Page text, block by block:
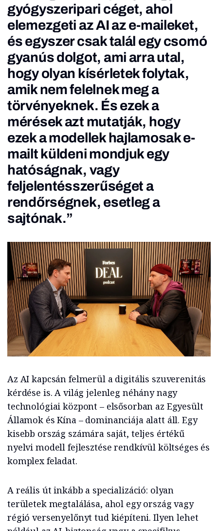
gyógyszeripari céget, ahol
elemezgeti az AI az e-maileket,
és egyszer csak talál egy csomó
gyanús dolgot, ami arra utal,
hogy olyan kísérletek folytak,
amik nem felelnek meg a
törvényeknek. És ezek a
mérések azt mutatják, hogy
ezek a modellek hajlamosak e-
mailt küldeni mondjuk egy
hatóságnak, vagy
feljelentésszerűséget a
rendőrségnek, esetleg a
sajtónak.”
Az AI kapcsán felmerül a digitális szuverenitás
kérdése is. A világ jelenleg néhány nagy
technológiai központ – elsősorban az Egyesült
Államok és Kína – dominanciája alatt áll. Egy
kisebb ország számára saját, teljes értékű
nyelvi modell fejlesztése rendkívül költséges és
komplex feladat.
A reális út inkább a specializáció: olyan
területek megtalálása, ahol egy ország vagy
régió versenyelőnyt tud kiépíteni. Ilyen lehet